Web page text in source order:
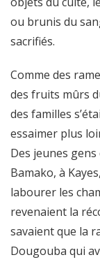
ou brunis du
sacrifiés.
Comme des
des fruits mûrs
des familles
essaimer plus
Des jeunes
Bamako, à
labourer les
revenaient la
savaient que la
Dougouba qui